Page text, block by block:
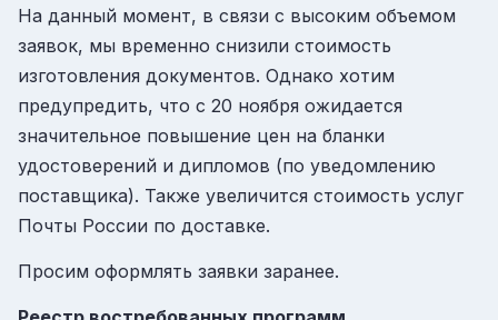
На данный момент, в связи с высоким объемом
заявок, мы временно снизили стоимость
изготовления документов. Однако хотим
предупредить, что с 20 ноября ожидается
значительное повышение цен на бланки
удостоверений и дипломов (по уведомлению
поставщика). Также увеличится стоимость услуг
Почты России по доставке.
Просим оформлять заявки заранее.